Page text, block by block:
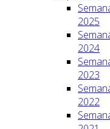
2025
2024
2023
2022